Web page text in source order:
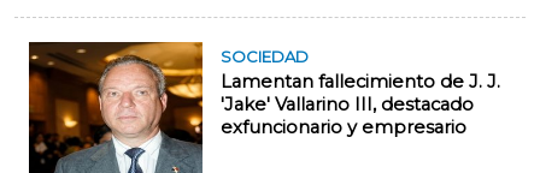
SOCIEDAD
Lamentan fallecimiento de J. J.
'Jake' Vallarino III, destacado
exfuncionario y empresario